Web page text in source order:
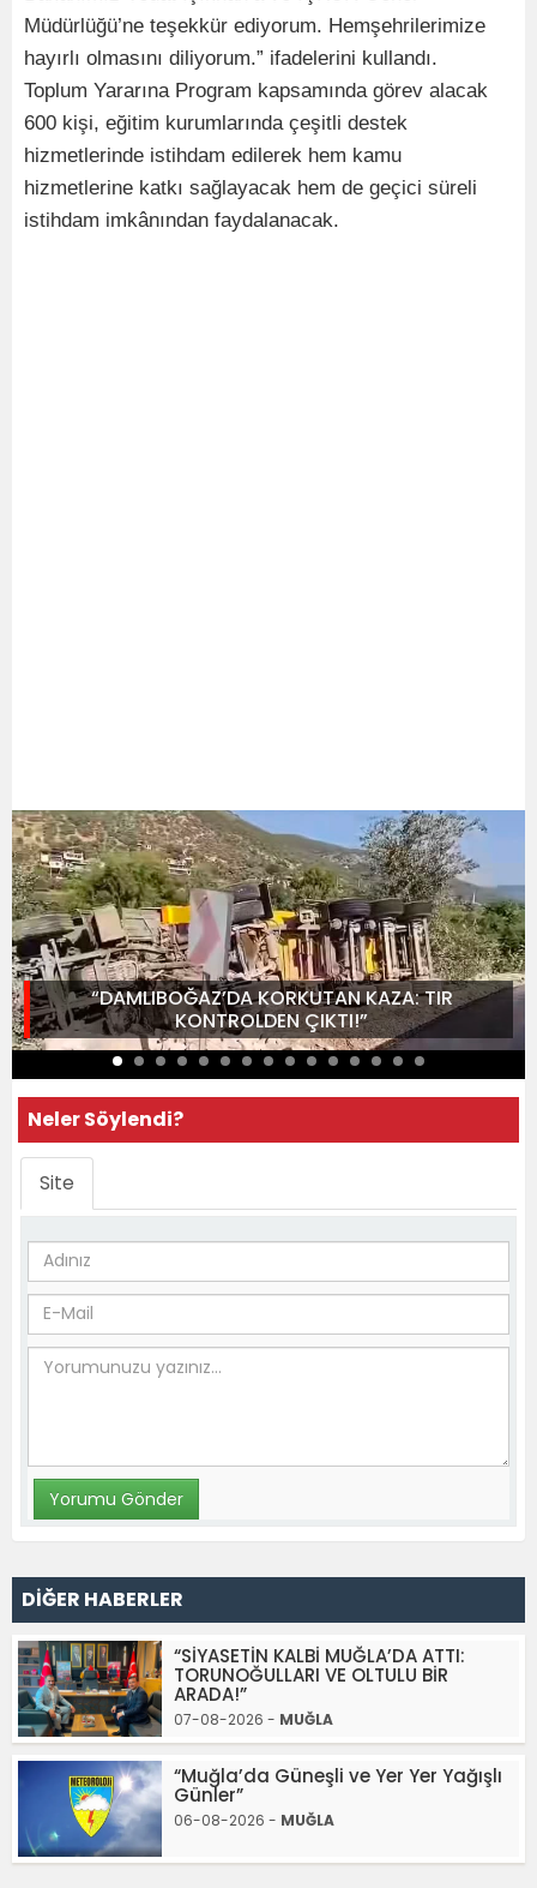
Müdürlüğü’ne teşekkür ediyorum. Hemşehrilerimize
hayırlı olmasını diliyorum.” ifadelerini kullandı.
Toplum Yararına Program kapsamında görev alacak
600 kişi, eğitim kurumlarında çeşitli destek
hizmetlerinde istihdam edilerek hem kamu
hizmetlerine katkı sağlayacak hem de geçici süreli
istihdam imkânından faydalanacak.
“DAMLIBOĞAZ’DA KORKUTAN KAZA: TIR
KONTROLDEN ÇIKTI!”
Neler Söylendi?
Site
DİĞER HABERLER
“SİYASETİN KALBİ MUĞLA’DA ATTI:
TORUNOĞULLARI VE OLTULU BİR
ARADA!”
07-08-2026 - MUĞLA
“Muğla’da Güneşli ve Yer Yer Yağışlı
Günler”
06-08-2026 - MUĞLA